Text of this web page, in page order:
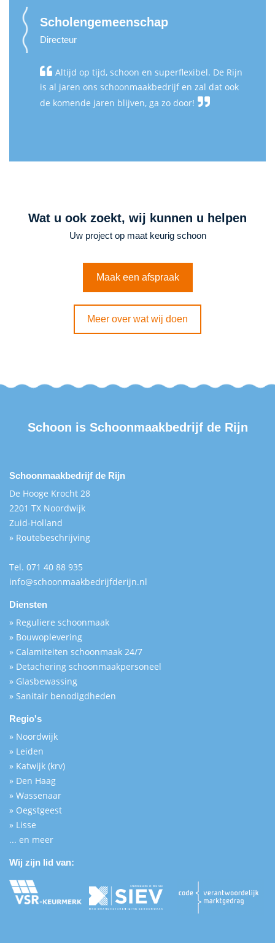
Scholengemeenschap
Directeur
Altijd op tijd, schoon en superflexibel. De Rijn
is al jaren ons schoonmaakbedrijf en zal dat ook
de komende jaren blijven, ga zo door!
Wat u ook zoekt, wij kunnen u helpen
Uw project op maat keurig schoon
Maak een afspraak
Meer over wat wij doen
Schoon is Schoonmaakbedrijf de Rijn
Schoonmaakbedrijf de Rijn
De Hooge Krocht 28
2201 TX Noordwijk
Zuid-Holland
» Routebeschrijving
Tel. 071 40 88 935
info@schoonmaakbedrijfderijn.nl
Diensten
» Reguliere schoonmaak
» Bouwoplevering
» Calamiteiten schoonmaak 24/7
» Detachering schoonmaakpersoneel
» Glasbewassing
» Sanitair benodigdheden
Regio's
» Noordwijk
» Leiden
» Katwijk (krv)
» Den Haag
» Wassenaar
» Oegstgeest
» Lisse
... en meer
Wij zijn lid van: